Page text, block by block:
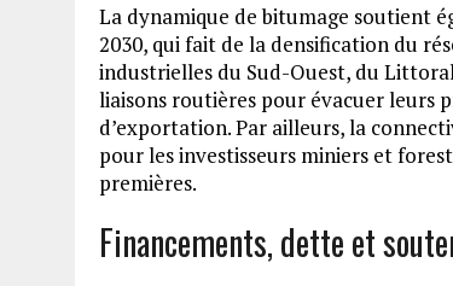
La dynamique de bitumage soutient
2030, qui fait de la densification du
industrielles du Sud-Ouest, du
liaisons routières pour évacuer leurs
d’exportation. Par ailleurs, la
pour les investisseurs miniers et
premières.
Financements, dette et